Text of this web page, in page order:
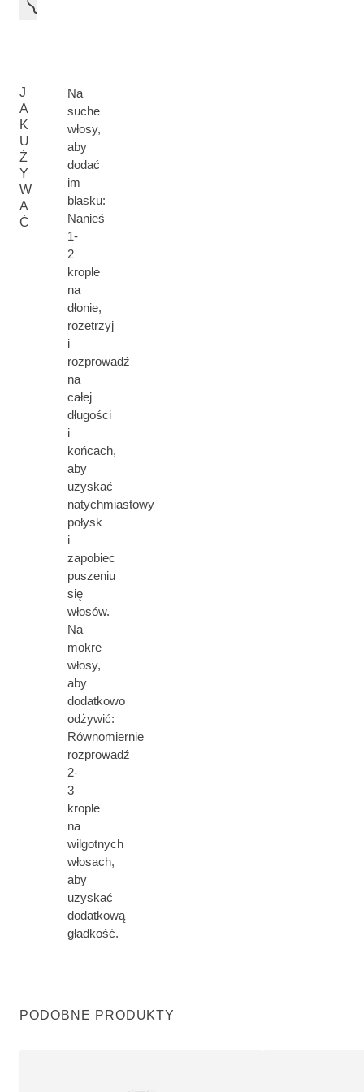
J
A
K
U
Ż
Y
W
A
Ć
Na
suche
włosy,
aby
dodać
im
blasku:
Nanieś
1-
2
krople
na
dłonie,
rozetrzyj
i
rozprowadź
na
całej
długości
i
końcach,
aby
uzyskać
natychmiastowy
połysk
i
zapobiec
puszeniu
się
włosów.
Na
mokre
włosy,
aby
dodatkowo
odżywić:
Równomiernie
rozprowadź
2-
3
krople
na
wilgotnych
włosach,
aby
uzyskać
dodatkową
gładkość.
PODOBNE PRODUKTY